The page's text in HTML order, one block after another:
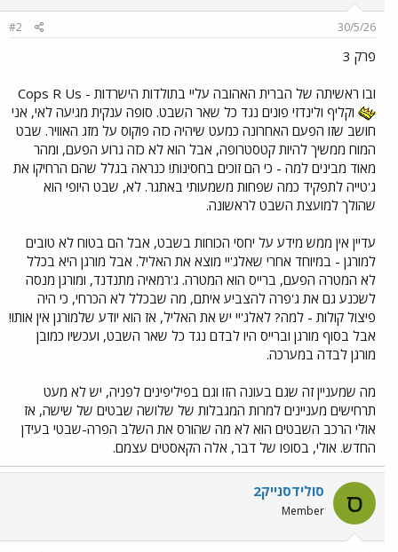
30/5/26
#2
פרק 3
ובו ראשיתה של הברית האהובה עליי בתולדות הישרדות - Cops R Us
וקליף ולינדזי פונים נגד כל שאר השבט. סופה ענקית מגיעה לאי, אני
חושב שזו הפעם האחרונה כמעט שיהיה כזה פוקוס על מזג האוויר. שבט
המוח ממשיך להיות קטסטרופה, אבל הוא לא כזה גרוע הפעם, ומהר
מאוד מבינים למה - כי הם זוכים בחסינות! כנראה בגלל שהם הרחיקו את
ג'טייה לתפקיד כמה שפחות משמעותי באתגר. לא, שבט היופי הוא
שהולך למועצת השבט לראשונה.
עדיין אין ממש מידע על יחסי הכוחות בשבט, אבל הם בטוח לא טובים
למורגן - במיוחד אחרי שאלג'יי מוצא את האליל. אבל מורגן היא בכלל
לא המטרה הפעם, ברייס הוא המטרה. ג'רמאיה מתנדנד, ומורגן מנסה
לשכנע גם את ג'פרה להצביע איתם, מה שבכלל לא הכרחי, כי היה
פיצול קולות - למה? לאלג'יי יש את האליל, אז הוא יודע שלמורגן אין אותו!
אבל בסוף מורגן וברייס היו לבדם נגד כל שאר השבט, ועכשיו כמובן
מורגן לבדה במערכה.
מה שמעניין זה שגם בעונה הזו וגם בפיליפינים לפניה, יש לא מעט
תרחישים מעניינים למרות המגבלות של שלושה שבטים של שישה, אז
אולי הרכב השבטים הוא לא מה שהורס את השלב הפרה-שבטי בעידן
החדש. אולי, בסופו של דבר, אלה הקאסטים עצמם.
ס סולידסנייק2
Member